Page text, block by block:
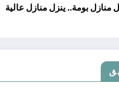
منازل بومة.. ينزل منازل عالية